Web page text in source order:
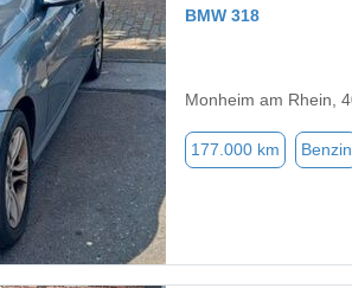
BMW 318
Monheim am Rhein,
177.000 km Benzin